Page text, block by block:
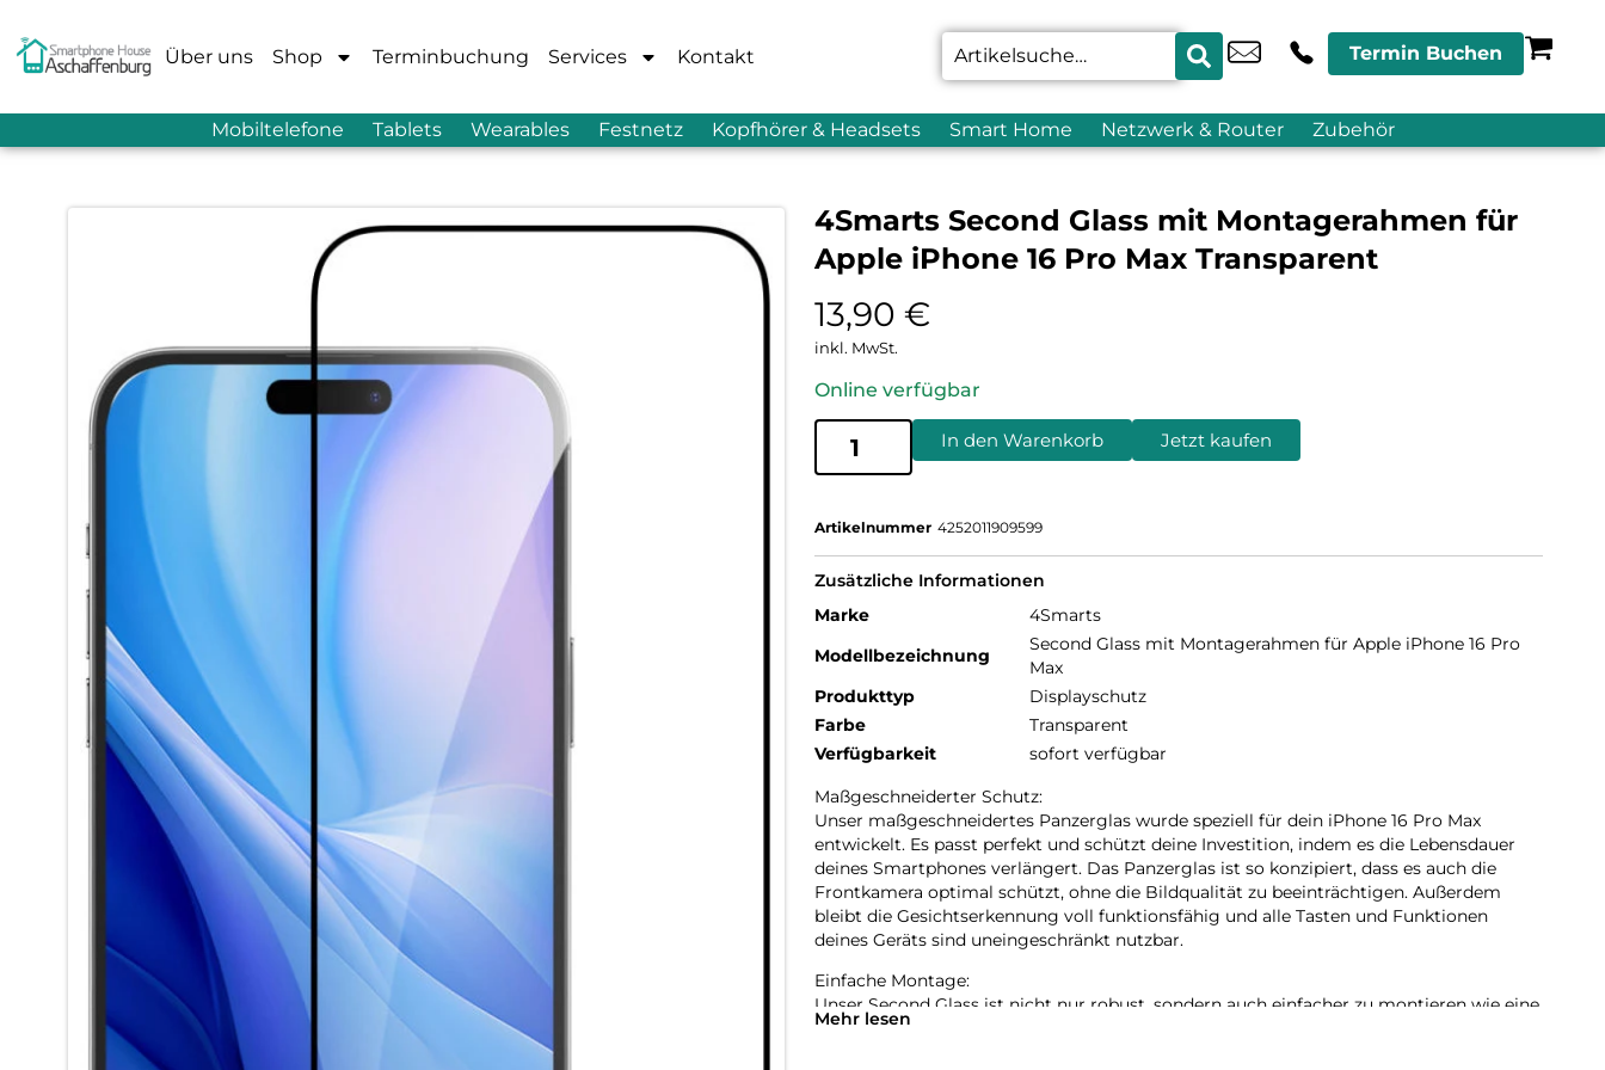
Über uns Shop Terminbuchung Services Kontakt Termin Buchen
Mobiltelefone Tablets Wearables Festnetz Kopfhörer & Headsets Smart Home Netzwerk & Router Zubehör
4Smarts Second Glass mit Montagerahmen für
Apple iPhone 16 Pro Max Transparent
13,90 €
inkl. MwSt.
Online verfügbar
In den Warenkorb Jetzt kaufen
Artikelnummer 4252011909599
Zusätzliche Informationen
Marke
4Smarts
Modellbezeichnung
Second Glass mit Montagerahmen für Apple iPhone 16 Pro
Max
Produkttyp
Displayschutz
Farbe
Transparent
Verfügbarkeit
sofort verfügbar
Maßgeschneiderter Schutz:
Unser maßgeschneidertes Panzerglas wurde speziell für dein iPhone 16 Pro Max
entwickelt. Es passt perfekt und schützt deine Investition, indem es die Lebensdauer
deines Smartphones verlängert. Das Panzerglas ist so konzipiert, dass es auch die
Frontkamera optimal schützt, ohne die Bildqualität zu beeinträchtigen. Außerdem
bleibt die Gesichtserkennung voll funktionsfähig und alle Tasten und Funktionen
deines Geräts sind uneingeschränkt nutzbar.
Einfache Montage:
Unser Second Glass ist nicht nur robust, sondern auch einfacher zu montieren wie eine
Panzerfolie. Mit dem mitgelieferten Montagerahmen lässt sich das Schutzglas exakt
Mehr lesen